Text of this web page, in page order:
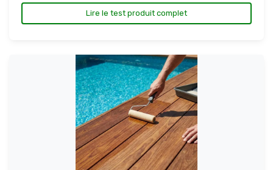
Lire le test produit complet